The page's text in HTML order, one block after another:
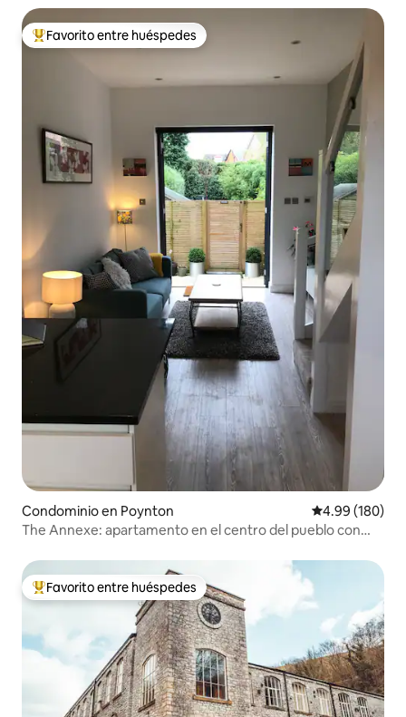
De los mejores en Favorito entre huéspedes
Favorito entre huéspedes
Condominio en Poynton Calificación
4.99 (180)
The Annexe: apartamento en el centro del pueblo con
De los mejores en Favorito entre huéspedes
Favorito entre huéspedes